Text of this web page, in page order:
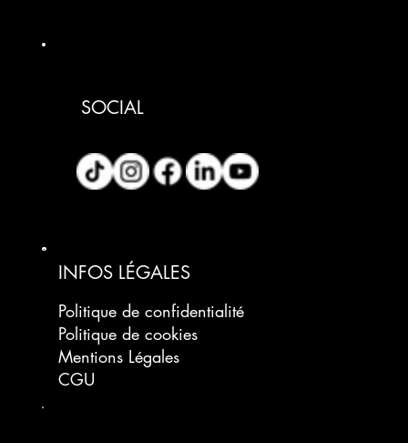
SOCIAL
INFOS LÉGALES
Politique de confidentialité
Politique de cookies
Mentions Légales
CGU